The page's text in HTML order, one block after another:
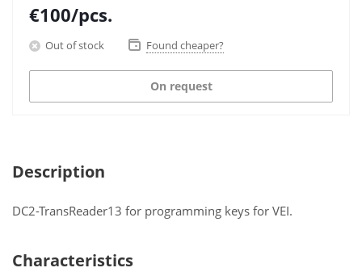
€100/pcs.
Out of stock Found cheaper?
On request
Description
DC2-TransReader13 for programming keys for VEI.
Characteristics